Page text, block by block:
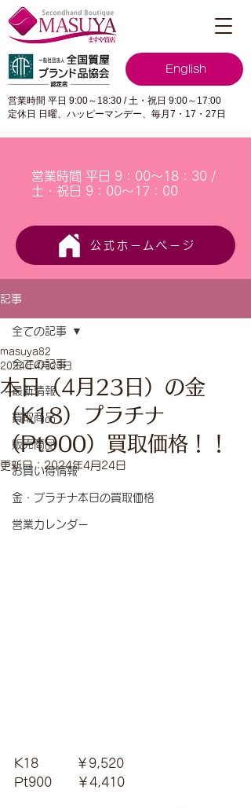
English
営業時間 平日 9:00～18:30 / 土・祝日 9:00～17:00
定休日 日曜、ハッピーマンデー、毎月7・17・27日
営業時間 平日 9：00～18：30 /
土・祝日 9：00～17：00
公式ホームページ
記事
全ての記事
最新情報
買取商品
販売商品
お買い得情報
金・プラチナ本日の買取価格
営業カレンダー
全ての記事
本日（4月23日）の金
（K18）プラチナ
（Pt900）買取価格！！
masuya82
2024年4月23日
更新日：2024年4月24日
K18　　　￥9,520
Pt900　　￥4,410